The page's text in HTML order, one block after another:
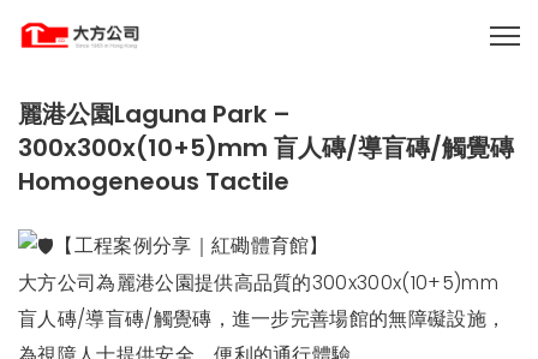
麗港公園Laguna Park –
300x300x(10+5)mm 盲人磚/導盲磚/觸覺磚
Homogeneous Tactile
【工程案例分享｜紅磡體育館】
大方公司為麗港公園提供高品質的300x300x(10+5)mm
盲人磚/導盲磚/觸覺磚，進一步完善場館的無障礙設施，